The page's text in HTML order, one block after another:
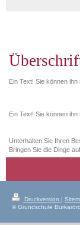
Ein Text! Sie können
Ein Text! Sie können
Unterhalten Sie Ihren
Bringen Sie die Dinge
Druckversion |
© Grundschule